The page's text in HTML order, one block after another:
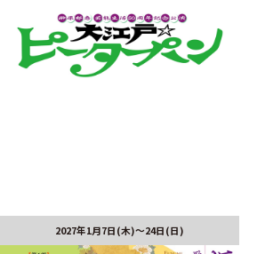
2027年1月7日(木)～24日(日)